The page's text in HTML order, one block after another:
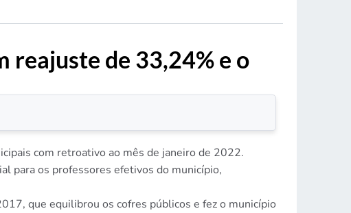
reajuste de 33,24% e o
com retroativo ao mês de janeiro de 2022.
para os professores efetivos do município,
que equilibrou os cofres públicos e fez o município